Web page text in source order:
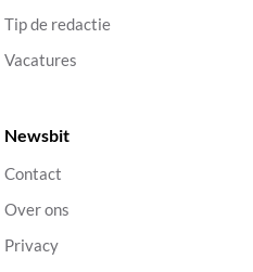
Tip de redactie
Vacatures
Newsbit
Contact
Over ons
Privacy